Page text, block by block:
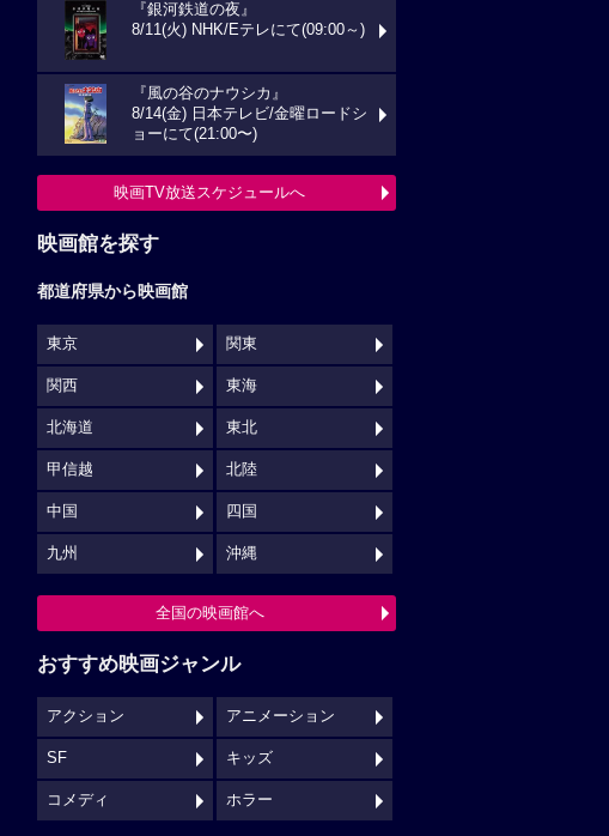
『銀河鉄道の夜』
8/11(火) NHK/Eテレにて(09:00～)
『風の谷のナウシカ』
8/14(金) 日本テレビ/金曜ロードシ
ョーにて(21:00〜)
映画TV放送スケジュールへ
映画館を探す
都道府県から映画館
東京 関東
関西 東海
北海道 東北
甲信越 北陸
中国 四国
九州 沖縄
全国の映画館へ
おすすめ映画ジャンル
アクション アニメーション
SF キッズ
コメディ ホラー